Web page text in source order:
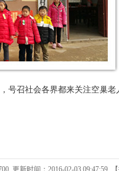
召社会各界都来关注空巢老
更新时间：2016-02-03 09:47:59 【